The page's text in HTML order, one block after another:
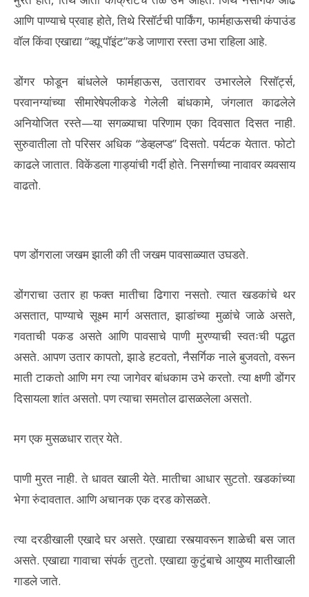
आणि पाण्याचे प्रवाह होते, तिथे रिसॉर्टची पार्किंग, फार्महाऊसची कंपाउंड
वॉल किंवा एखाद्या “व्ह्यू पॉइंट”कडे जाणारा रस्ता उभा राहिला आहे.
डोंगर फोडून बांधलेले फार्महाऊस, उतारावर उभारलेले रिसॉर्ट्स,
परवानग्यांच्या सीमारेषेपलीकडे गेलेली बांधकामे, जंगलात काढलेले
अनियोजित रस्ते—या सगळ्याचा परिणाम एका दिवसात दिसत नाही.
सुरुवातीला तो परिसर अधिक “डेव्हलप्ड” दिसतो. पर्यटक येतात. फोटो
काढले जातात. विकेंडला गाड्यांची गर्दी होते. निसर्गाच्या नावावर व्यवसाय
वाढतो.
पण डोंगराला जखम झाली की ती जखम पावसाळ्यात उघडते.
डोंगराचा उतार हा फक्त मातीचा ढिगारा नसतो. त्यात खडकांचे थर
असतात, पाण्याचे सूक्ष्म मार्ग असतात, झाडांच्या मुळांचे जाळे असते,
गवताची पकड असते आणि पावसाचे पाणी मुरण्याची स्वतःची पद्धत
असते. आपण उतार कापतो, झाडे हटवतो, नैसर्गिक नाले बुजवतो, वरून
माती टाकतो आणि मग त्या जागेवर बांधकाम उभे करतो. त्या क्षणी डोंगर
दिसायला शांत असतो. पण त्याचा समतोल ढासळलेला असतो.
मग एक मुसळधार रात्र येते.
पाणी मुरत नाही. ते धावत खाली येते. मातीचा आधार सुटतो. खडकांच्या
भेगा रुंदावतात. आणि अचानक एक दरड कोसळते.
त्या दरडीखाली एखादे घर असते. एखाद्या रस्त्यावरून शाळेची बस जात
असते. एखाद्या गावाचा संपर्क तुटतो. एखाद्या कुटुंबाचे आयुष्य मातीखाली
गाडले जाते.